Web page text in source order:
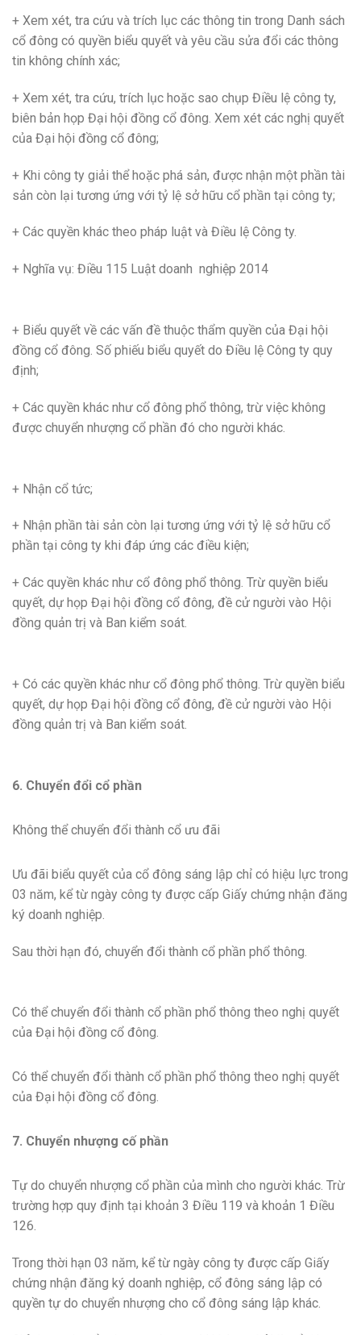
+ Xem xét, tra cứu và trích lục các thông tin trong Danh sách
cổ đông có quyền biểu quyết và yêu cầu sửa đổi các thông
tin không chính xác;
+ Xem xét, tra cứu, trích lục hoặc sao chụp Điều lệ công ty,
biên bản họp Đại hội đồng cổ đông. Xem xét các nghị quyết
của Đại hội đồng cổ đông;
+ Khi công ty giải thể hoặc phá sản, được nhận một phần tài
sản còn lại tương ứng với tỷ lệ sở hữu cổ phần tại công ty;
+ Các quyền khác theo pháp luật và Điều lệ Công ty.
+ Nghĩa vụ: Điều 115 Luật doanh nghiệp 2014
+ Biểu quyết về các vấn đề thuộc thẩm quyền của Đại hội
đồng cổ đông. Số phiếu biểu quyết do Điều lệ Công ty quy
định;
+ Các quyền khác như cổ đông phổ thông, trừ việc không
được chuyển nhượng cổ phần đó cho người khác.
+ Nhận cổ tức;
+ Nhận phần tài sản còn lại tương ứng với tỷ lệ sở hữu cổ
phần tại công ty khi đáp ứng các điều kiện;
+ Các quyền khác như cổ đông phổ thông. Trừ quyền biểu
quyết, dự họp Đại hội đồng cổ đông, đề cử người vào Hội
đồng quản trị và Ban kiểm soát.
+ Có các quyền khác như cổ đông phổ thông. Trừ quyền biểu
quyết, dự họp Đại hội đồng cổ đông, đề cử người vào Hội
đồng quản trị và Ban kiểm soát.
6. Chuyển đổi cổ phần
Không thể chuyển đổi thành cổ ưu đãi
Ưu đãi biểu quyết của cổ đông sáng lập chỉ có hiệu lực trong
03 năm, kể từ ngày công ty được cấp Giấy chứng nhận đăng
ký doanh nghiệp.
Sau thời hạn đó, chuyển đổi thành cổ phần phổ thông.
Có thể chuyển đổi thành cổ phần phổ thông theo nghị quyết
của Đại hội đồng cổ đông.
Có thể chuyển đổi thành cổ phần phổ thông theo nghị quyết
của Đại hội đồng cổ đông.
7. Chuyển nhượng cố phần
Tự do chuyển nhượng cổ phần của mình cho người khác. Trừ
trường hợp quy định tại khoản 3 Điều 119 và khoản 1 Điều
126.
Trong thời hạn 03 năm, kể từ ngày công ty được cấp Giấy
chứng nhận đăng ký doanh nghiệp, cổ đông sáng lập có
quyền tự do chuyển nhượng cho cổ đông sáng lập khác.